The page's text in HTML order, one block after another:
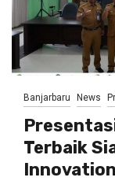
Banjarbaru News
Terbaik